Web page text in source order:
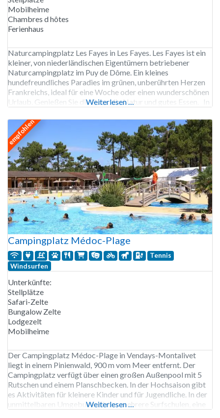
Mobilheime
Chambres d hôtes
Ferienhaus
Naturcampingplatz Les Fayes in Les Fayes. Les Fayes ist ein
kleiner, von niederländischen Eigentümern betriebener
Naturcampingplatz im Puy de Dôme. Ein kleines
hundefreundliches Paradies im grünen, unberührten Herzen
Frankreichs, ideal für eine Woche oder einen wunderschönen
Urlaub. Genießen Sie die Ruhe, die Natur und gutes Essen. In
Glamping oder Unterhaltung.
Weiterlesen …
empfohlen
Campingplatz Médoc-Plage
Tennis
Windsurfen
Unterkünfte:
Stellplätze
Safari-Zelte
Bungalow Zelte
Lodgezelt
Mobilheime
Der Campingplatz Médoc-Plage in Vendays-Montalivet
liegt in einem Pinienwald, 900 m vom Meer entfernt. Der
Campingplatz verfügt über einen großen Außenpool mit 5
Rutschen und einem Planschbecken. In der Hochsaison gibt
es Aktivitäten für kleinere Kinder und für Jugendliche. In der
unmittelbaren Umgebung gibt es mehrere Surfschulen, eine
Weiterlesen …